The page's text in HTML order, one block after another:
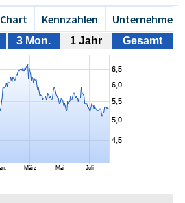
Chart Kennzahlen Unternehmen
3 Mon. 1 Jahr Gesamt